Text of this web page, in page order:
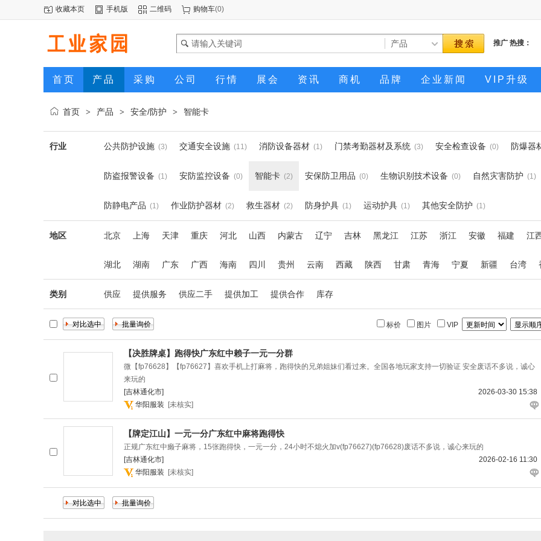
收藏本页 手机版 二维码 购物车(0)
推广 热搜：
首页 产品 采购 公司 行情 展会 资讯 商机 品牌 企业新闻 VIP升级
首页 > 产品 > 安全/防护 > 智能卡
行业 公共防护设施 (3) 交通安全设施 (11) 消防设备器材 (1) 门禁考勤器材及系统 (3) 安全检查设备 (0) 防爆器
防盗报警设备 (1) 安防监控设备 (0) 智能卡 (2) 安保防卫用品 (0) 生物识别技术设备 (0) 自然灾害防护 (1)
防静电产品 (1) 作业防护器材 (2) 救生器材 (2) 防身护具 (1) 运动护具 (1) 其他安全防护 (1)
地区 北京 上海 天津 重庆 河北 山西 内蒙古 辽宁 吉林 黑龙江 江苏 浙江 安徽 福建 江
湖北 湖南 广东 广西 海南 四川 贵州 云南 西藏 陕西 甘肃 青海 宁夏 新疆 台湾
类别 供应 提供服务 供应二手 提供加工 提供合作 库存
标价 图片 VIP
【决胜牌桌】跑得快广东红中赖子一元一分群
微【fp76628】【fp76627】喜欢手机上打麻将，跑得快的兄弟姐妹们看过来。全国各地玩家支持一切验证 安全废话不多说，诚心
来玩的
2026-03-30 15:38
[吉林通化市]
华阳服装
[未核实]
【牌定江山】一元一分广东红中麻将跑得快
正规广东红中癞子麻将，15张跑得快，一元一分，24小时不熄火加v(fp76627)(fp76628)废话不多说，诚心来玩的
2026-02-16 11:30
[吉林通化市]
华阳服装
[未核实]